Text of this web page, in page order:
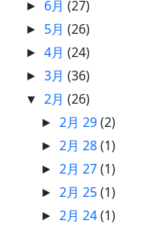
► 6月(27)
► 5月(26)
►4月(24)
►3月(36)
▼ 2月(26)
► 2月 29(2)
► 2月 28(1)
► 2月 27(1)
► 2月 25(1)
► 2月 24(1)